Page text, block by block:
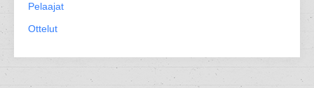
Pelaajat
Ottelut